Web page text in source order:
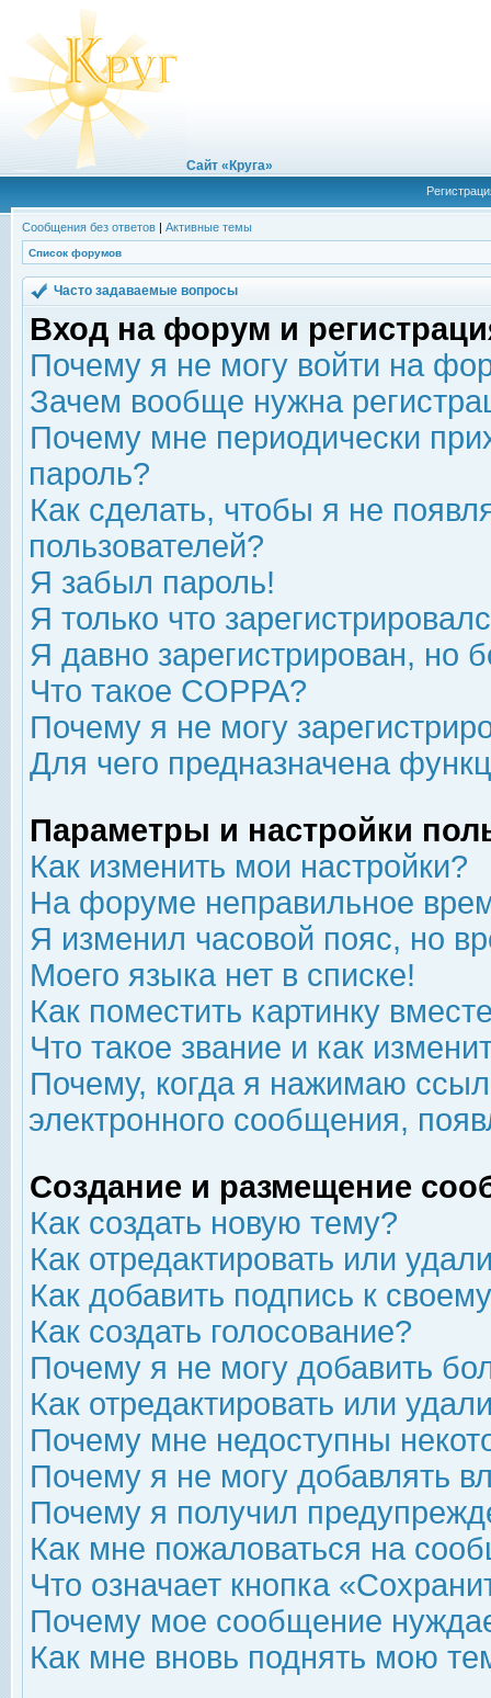
Сайт «Круга»
Сообщения без ответов | Активные темы
Список форумов
Часто задаваемые вопросы
Вход на форум и
Почему я не могу войти на
Зачем вообще нужна
Почему мне периодически
пароль?
Как сделать, чтобы я не
пользователей?
Я забыл пароль!
Я только что
Я давно зарегистрирован, но
Что такое COPPA?
Почему я не могу
Для чего предназначена
Параметры и настройки
Как изменить мои настройки?
На форуме неправильное
Я изменил часовой пояс, но
Моего языка нет в списке!
Как поместить картинку
Что такое звание и как
Почему, когда я нажимаю
электронного сообщения,
Создание и размещение
Как создать новую тему?
Как отредактировать или
Как добавить подпись к
Как создать голосование?
Почему я не могу добавить
Как отредактировать или
Почему мне недоступны
Почему я не могу добавлять
Почему я получил
Как мне пожаловаться на
Что означает кнопка
Почему мое сообщение
Как мне вновь поднять мою